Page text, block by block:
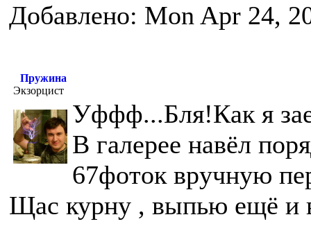
Добавлено: Mon Apr 24,
Пружина
Экзорцист
Уффф...Бля!Как я
В галерее навёл
67фоток вручную
Щас курну , выпью ещё и